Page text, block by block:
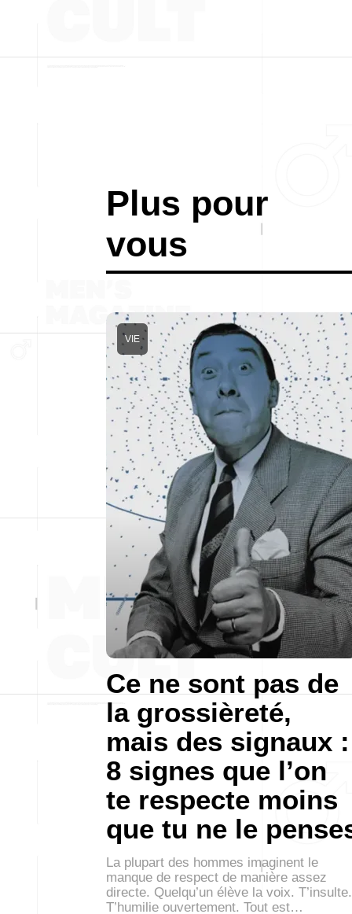
Plus pour
vous
Ce ne sont pas de
la grossièreté,
mais des signaux :
8 signes que l’on
te respecte moins
que tu ne le
VIE
La plupart des hommes imaginent le
manque de respect de manière assez
directe. Quelqu’un élève la voix. T’insulte.
T’humilie ouvertement. Tout est…